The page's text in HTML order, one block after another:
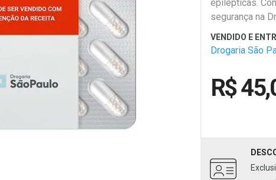
epilépticas.
segurança na
Drogaria São
R$